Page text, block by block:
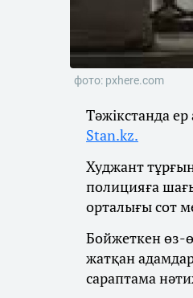
фото: pxhere.com
Тәжікстанда
Stan.kz.
Худжант
полицияға
орталығы сот
Бойжеткен өз-
жатқан
сараптама